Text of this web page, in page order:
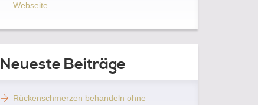
Webseite
Neueste Beiträge
Rückenschmerzen behandeln ohne